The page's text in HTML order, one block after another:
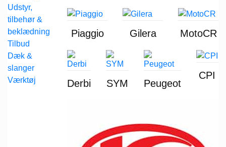
Udstyr,
tilbehør &
beklædning
Dæk &
slanger
Værktøj
Piaggio Gilera MotoCR
Derbi SYM Peugeot
CPI